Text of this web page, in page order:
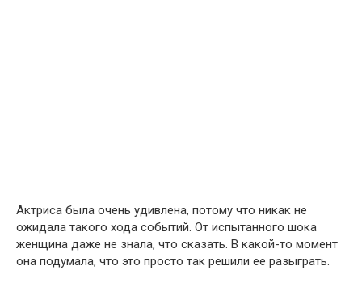
Актриса была очень удивлена, потому что никак не
ожидала такого хода событий. От испытанного шока
женщина даже не знала, что сказать. В какой-то момент
она подумала, что это просто так решили ее разыграть.